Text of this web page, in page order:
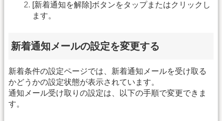
[新着通知を解除]ボタンをタップまたはクリックし
ます。
新着通知メールの設定を変更する
新着条件の設定ページでは、新着通知メールを受け取る
かどうかの設定状態が表示されています。
通知メール受け取りの設定は、以下の手順で変更できま
す。